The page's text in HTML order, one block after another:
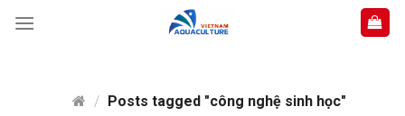
/ Posts tagged "công nghệ sinh học"